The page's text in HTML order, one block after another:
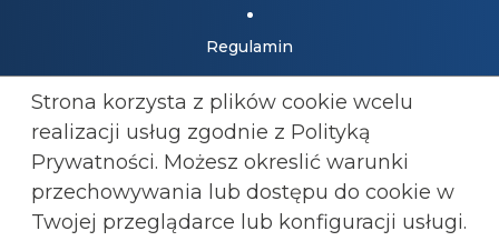
Regulamin
Dołącz do Konfederacji: 501 447 977
kluby@konfederacja.pl
Kontakt dla mediów: 690 868 101
biuro.prasowe@konfederacja.pl
Strona korzysta z plików cookie wcelu
realizacji usług zgodnie z Polityką
Prywatności. Możesz okreslić warunki
przechowywania lub dostępu do cookie w
Twojej przeglądarce lub konfiguracji usługi.